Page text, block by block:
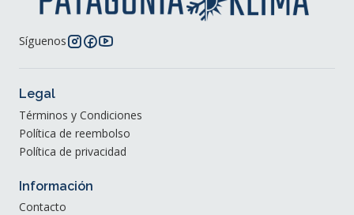
Síguenos
Legal
Términos y Condiciones
Política de reembolso
Política de privacidad
Información
Contacto